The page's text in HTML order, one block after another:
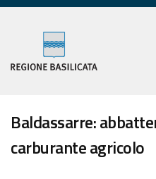
Baldassarre:
carburante agricolo